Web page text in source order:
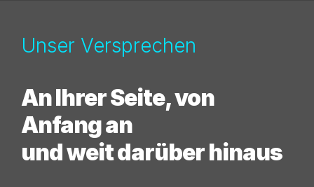
Unser Versprechen
An Ihrer Seite, von
Anfang an
und weit darüber hinaus